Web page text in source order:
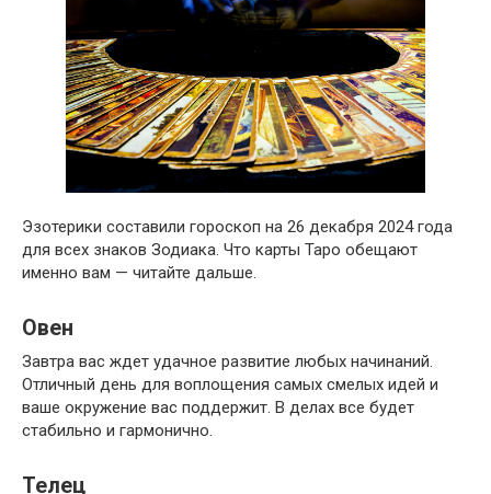
Эзотерики составили гороскоп на 26 декабря 2024 года
для всех знаков Зодиака. Что карты Таро обещают
именно вам — читайте дальше.
Овен
Завтра вас ждет удачное развитие любых начинаний.
Отличный день для воплощения самых смелых идей и
ваше окружение вас поддержит. В делах все будет
стабильно и гармонично.
Телец